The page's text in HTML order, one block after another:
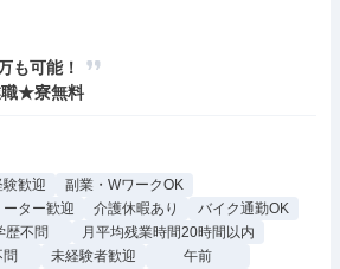
も可能！
職★寮無料
歓迎
副業・WワークOK
ーター歓迎 介護休暇あり
バイク通勤OK
歴不問
月平均残業時間20時間以内
問 未経験者歓迎
午前